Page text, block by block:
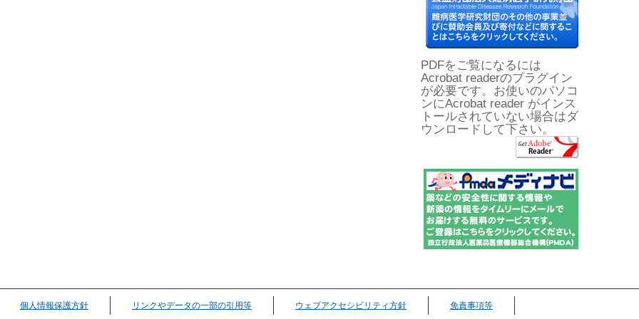
PDFをご覧になるには
Acrobat readerのプラグイン
が必要です。お使いのパソコ
ンにAcrobat reader がインス
トールされていない場合はダ
ウンロードして下さい。
個人情報保護方針 リンクやデータの一部の引用等 ウェブアクセシビリティ方針 免責事項等